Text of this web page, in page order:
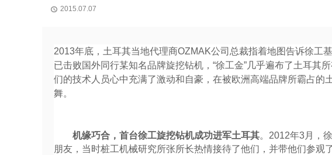
 2015.07.07
2013年底，土耳其当地代理商OZMAK公司总裁指着地图告诉徐工
已击败国外同行某知名品牌旋挖钻机，“徐工金”几乎遍布了土耳其
们的技术人员心中充满了激动和自豪，在被欧洲高端品牌所霸占的
舞。
机缘巧合，首台徐工旋挖钻机成功进军土耳其。2012年3月，
朋友，当时桩工机械研究所张所长热情接待了他们，并带他们参观